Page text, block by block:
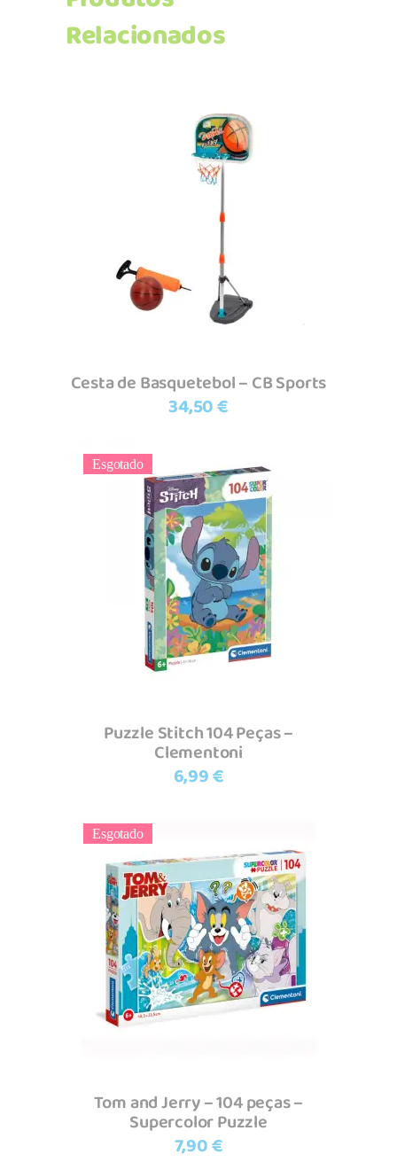
Relacionados
Adicionar
Cesta de Basquetebol – CB Sports
34,50€
Esgotado
Ler mais
Puzzle Stitch 104 Peças –
Clementoni
6,99€
Esgotado
Ler mais
Tom and Jerry – 104 peças –
Supercolor Puzzle
7,90€